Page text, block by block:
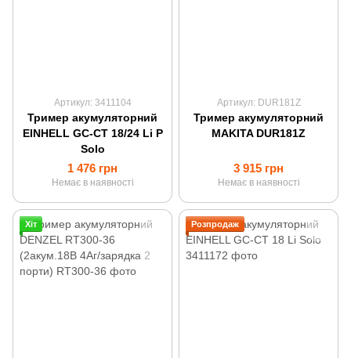
Артикул: 3411104
Тример акумуляторний
EINHELL GC-CT 18/24 Li P
Solo
1 476 грн
Немає в наявності
Артикул: DUR181Z
Тример акумуляторний
MAKITA DUR181Z
3 915 грн
Немає в наявності
Хіт Розпродаж